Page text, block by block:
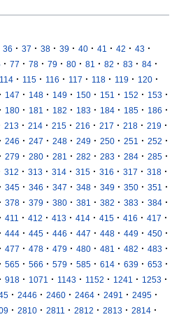
36 · 37 · 38 · 39 · 40 · 41 · 42 · 43 ·
· 77 · 78 · 79 · 80 · 81 · 82 · 83 · 84 ·
114 · 115 · 116 · 117 · 118 · 119 · 120 ·
· 147 · 148 · 149 · 150 · 151 · 152 · 153 ·
· 180 · 181 · 182 · 183 · 184 · 185 · 186 ·
213 · 214 · 215 · 216 · 217 · 218 · 219 ·
· 246 · 247 · 248 · 249 · 250 · 251 · 252 ·
· 279 · 280 · 281 · 282 · 283 · 284 · 285 ·
312 · 313 · 314 · 315 · 316 · 317 · 318 ·
· 345 · 346 · 347 · 348 · 349 · 350 · 351 ·
· 378 · 379 · 380 · 381 · 382 · 383 · 384 ·
· 411 · 412 · 413 · 414 · 415 · 416 · 417 ·
· 444 · 445 · 446 · 447 · 448 · 449 · 450 ·
· 477 · 478 · 479 · 480 · 481 · 482 · 483 ·
· 565 · 566 · 579 · 585 · 614 · 639 · 653 ·
· 918 · 1071 · 1143 · 1152 · 1241 · 1253 ·
· 2446 · 2460 · 2464 · 2491 · 2495 ·
· 2810 · 2811 · 2812 · 2813 · 2814 ·